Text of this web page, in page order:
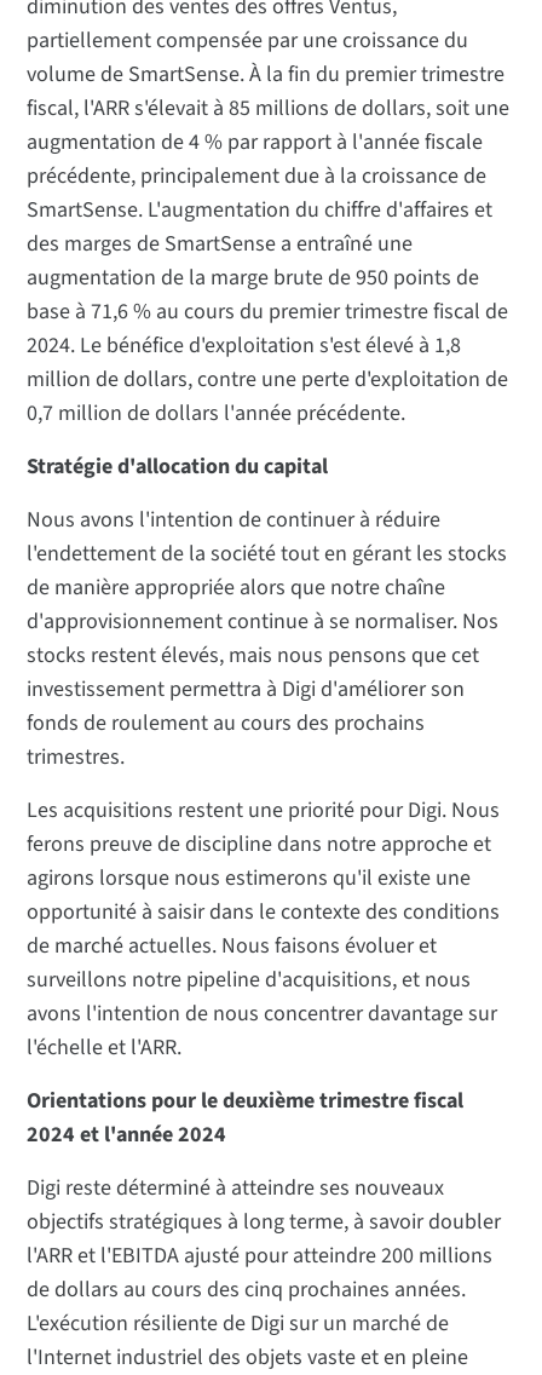
diminution des ventes des offres Ventus,
partiellement compensée par une croissance du
volume de SmartSense. À la fin du premier trimestre
fiscal, l'ARR s'élevait à 85 millions de dollars, soit une
augmentation de 4 % par rapport à l'année fiscale
précédente, principalement due à la croissance de
SmartSense. L'augmentation du chiffre d'affaires et
des marges de SmartSense a entraîné une
augmentation de la marge brute de 950 points de
base à 71,6 % au cours du premier trimestre fiscal de
2024. Le bénéfice d'exploitation s'est élevé à 1,8
million de dollars, contre une perte d'exploitation de
0,7 million de dollars l'année précédente.
Stratégie d'allocation du capital
Nous avons l'intention de continuer à réduire
l'endettement de la société tout en gérant les stocks
de manière appropriée alors que notre chaîne
d'approvisionnement continue à se normaliser. Nos
stocks restent élevés, mais nous pensons que cet
investissement permettra à Digi d'améliorer son
fonds de roulement au cours des prochains
trimestres.
Les acquisitions restent une priorité pour Digi. Nous
ferons preuve de discipline dans notre approche et
agirons lorsque nous estimerons qu'il existe une
opportunité à saisir dans le contexte des conditions
de marché actuelles. Nous faisons évoluer et
surveillons notre pipeline d'acquisitions, et nous
avons l'intention de nous concentrer davantage sur
l'échelle et l'ARR.
Orientations pour le deuxième trimestre fiscal
2024 et l'année 2024
Digi reste déterminé à atteindre ses nouveaux
objectifs stratégiques à long terme, à savoir doubler
l'ARR et l'EBITDA ajusté pour atteindre 200 millions
de dollars au cours des cinq prochaines années.
L'exécution résiliente de Digi sur un marché de
l'Internet industriel des objets vaste et en pleine